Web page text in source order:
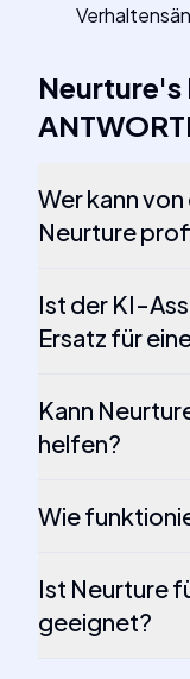
Neurture's
Wer kann
Neurture
Ist der KI-
Ersatz für
Kann
helfen?
Wie
Ist Neurture
geeignet?